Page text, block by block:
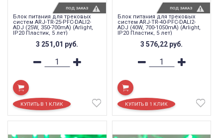
Блок питания для трековых
систем ARJ-TR-25-PFC-DALI2-
ADJ (25W, 350-700mA) (Arlight,
IP20 Пластик, 5 лет)
3 251,01 руб.
ПОД ЗАКАЗ
Блок питания для трековых
систем ARJ-TR-40-PFC-DALI2-
ADJ (40W, 700-1050mA) (Arlight,
IP20 Пластик, 5 лет)
3 576,22 руб.
ПОД ЗАКАЗ